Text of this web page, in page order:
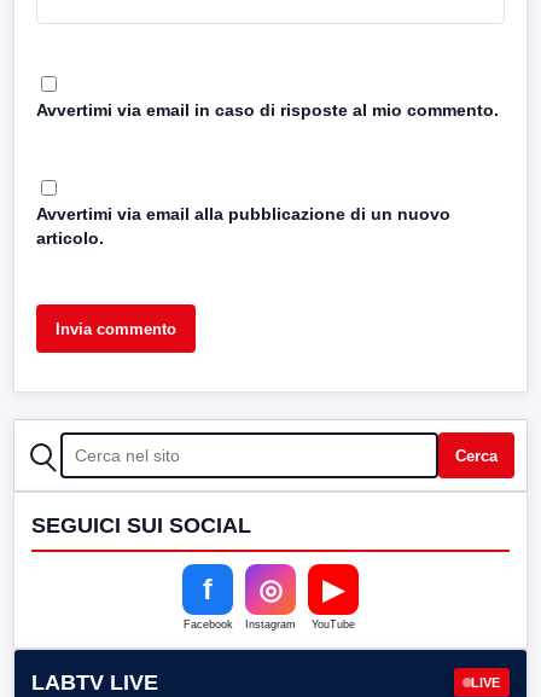
Avvertimi via email in caso di risposte al mio commento.
Avvertimi via email alla pubblicazione di un nuovo
articolo.
CERCA Cerca
SEGUICI SUI SOCIAL
f
Facebook
◎
Instagram
▶
YouTube
LABTV LIVE LIVE